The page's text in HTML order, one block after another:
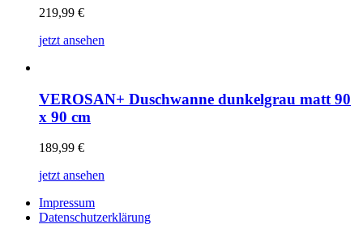
219,99 €
jetzt ansehen
VEROSAN+ Duschwanne dunkelgrau matt 90
x 90 cm
189,99 €
jetzt ansehen
Impressum
Datenschutzerklärung